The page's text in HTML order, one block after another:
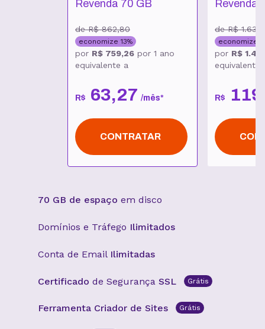
Revenda 70 GB
deR$ 862,80
economize 13%
por R$ 759,26 por 1 ano
equivalente a
R$ 63,27 /mês*
CONTRATAR
Revenda
deR$
economize
por R$
equivalente
R$ 119
70 GB de espaço em disco
Domínios e Tráfego Ilimitados
Conta de Email Ilimitadas
Certificado de Segurança SSL Grátis
Ferramenta Criador de Sites Grátis